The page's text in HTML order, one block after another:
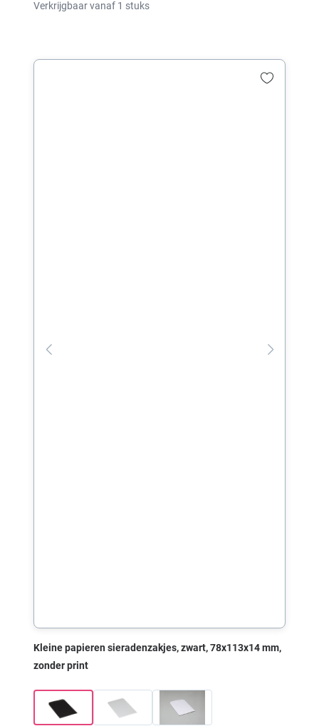
Verkrijgbaar vanaf 1 stuks
Kleine papieren sieradenzakjes, zwart, 78x113x14 mm,
zonder print